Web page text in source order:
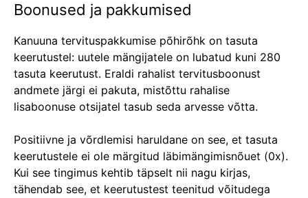
Boonused ja pakkumised
Kanuuna tervituspakkumise põhirõhk on tasuta
keerutustel: uutele mängijatele on lubatud kuni 280
tasuta keerutust. Eraldi rahalist tervitusboonust
andmete järgi ei pakuta, mistõttu rahalise
lisaboonuse otsijatel tasub seda arvesse võtta.
Positiivne ja võrdlemisi haruldane on see, et tasuta
keerutustele ei ole märgitud läbimängimisnõuet (0x).
Kui see tingimus kehtib täpselt nii nagu kirjas,
tähendab see, et keerutustest teenitud võitudega